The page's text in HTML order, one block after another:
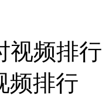
视频排行
频排行